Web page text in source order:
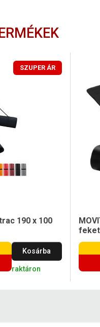
SZUPER ÁR
190 x 100
Kosárba
raktáron